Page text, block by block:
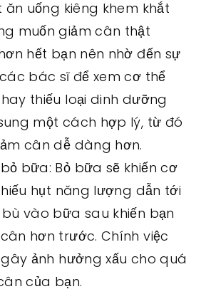
ăn uống kiêng khem khắt
muốn giảm cân thật
hết bạn nên nhờ đến sự
bác sĩ để xem cơ thể
thiếu loại dinh dưỡng
một cách hợp lý, từ đó
cân dễ dàng hơn.
bữa: Bỏ bữa sẽ khiến cơ
hụt năng lượng dẫn tới
vào bữa sau khiến bạn
hơn trước. Chính việc
ảnh hưởng xấu cho quá
của bạn.